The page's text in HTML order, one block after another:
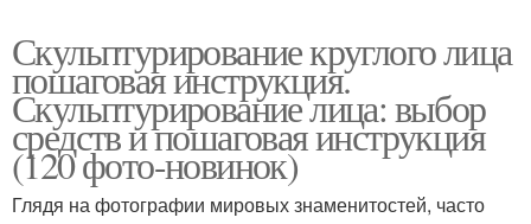
Скульптурирование круглого лица
пошаговая инструкция.
Скульптурирование лица: выбор
средств и пошаговая инструкция
(120 фото-новинок)
Глядя на фотографии мировых знаменитостей, часто